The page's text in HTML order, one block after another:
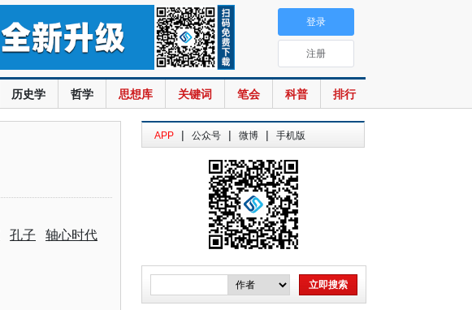
历史学 哲学 思想库 关键词 笔会 科普 排行
登录
注册
孔子 轴心时代
APP | 公众号 | 微博 | 手机版